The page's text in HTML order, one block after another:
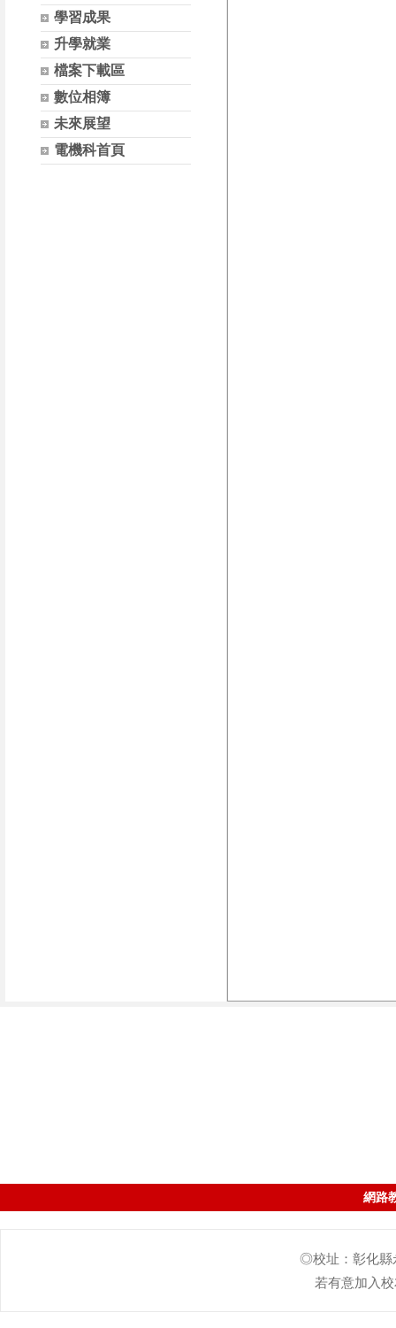
學習成果
升學就業
檔案下載區
數位相簿
未來展望
電機科首頁
網路
◎校址：彰化縣
若有意加入